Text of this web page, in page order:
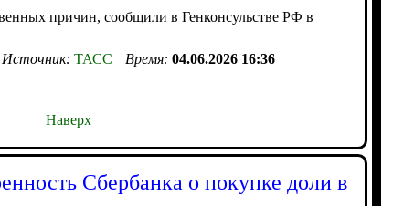
причин, сообщили в Генконсульстве РФ в
Источник: ТАСС Время: 04.06.2026 16:36
Наверх
Сбербанка о покупке доли в